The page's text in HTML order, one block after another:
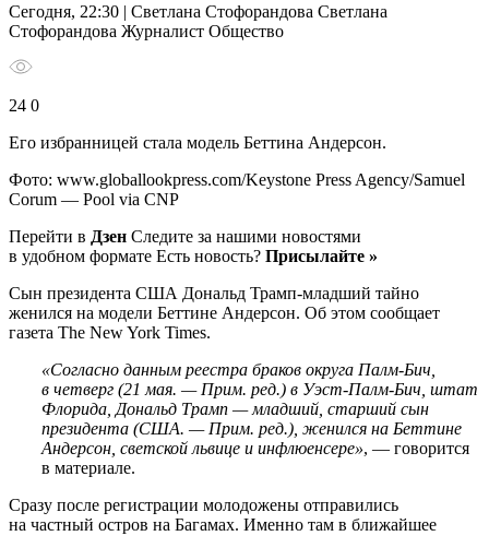
Сегодня, 22:30 | Светлана Стофорандова Светлана
Стофорандова Журналист Общество
24 0
Его избранницей стала модель Беттина Андерсон.
Фото: www.globallookpress.com/Keystone Press Agency/Samuel
Corum — Pool via CNP
Перейти в Дзен Следите за нашими новостями
в удобном формате Есть новость? Присылайте »
Сын президента США Дональд Трамп-младший тайно
женился на модели Беттине Андерсон. Об этом сообщает
газета The New York Times.
«Согласно данным реестра браков округа Палм-Бич,
в четверг (21 мая. — Прим. ред.) в Уэст-Палм-Бич, штат
Флорида, Дональд Трамп — младший, старший сын
президента (США. — Прим. ред.), женился на Беттине
Андерсон, светской львице и инфлюенсере», — говорится
в материале.
Сразу после регистрации молодожены отправились
на частный остров на Багамах. Именно там в ближайшее